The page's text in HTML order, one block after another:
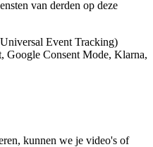
van derden op deze
Event Tracking)
Google Consent Mode, Klarna,
kunnen we je video's of